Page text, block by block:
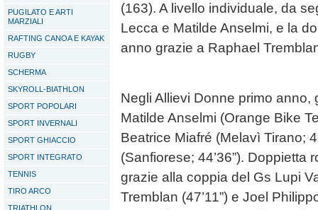
PUGILATO E ARTI
MARZIALI
RAFTING CANOA E KAYAK
RUGBY
SCHERMA
SKYROLL-BIATHLON
SPORT POPOLARI
SPORT INVERNALI
SPORT GHIACCIO
SPORT INTEGRATO
TENNIS
TIRO ARCO
TRIATHLON
(163). A livello individuale, da
Lecca e Matilde Anselmi, e la
anno grazie a Raphael
Negli Allievi Donne primo anno,
Matilde Anselmi (Orange Bike
Beatrice Miafré (Melavì Tirano;
(Sanfiorese; 44’36”). Doppietta
grazie alla coppia del Gs Lupi
Tremblan (47’11”) e Joel